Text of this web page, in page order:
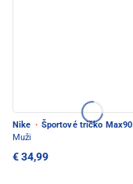
Nike · Športové tričko Max90
Muži
€ 34,99